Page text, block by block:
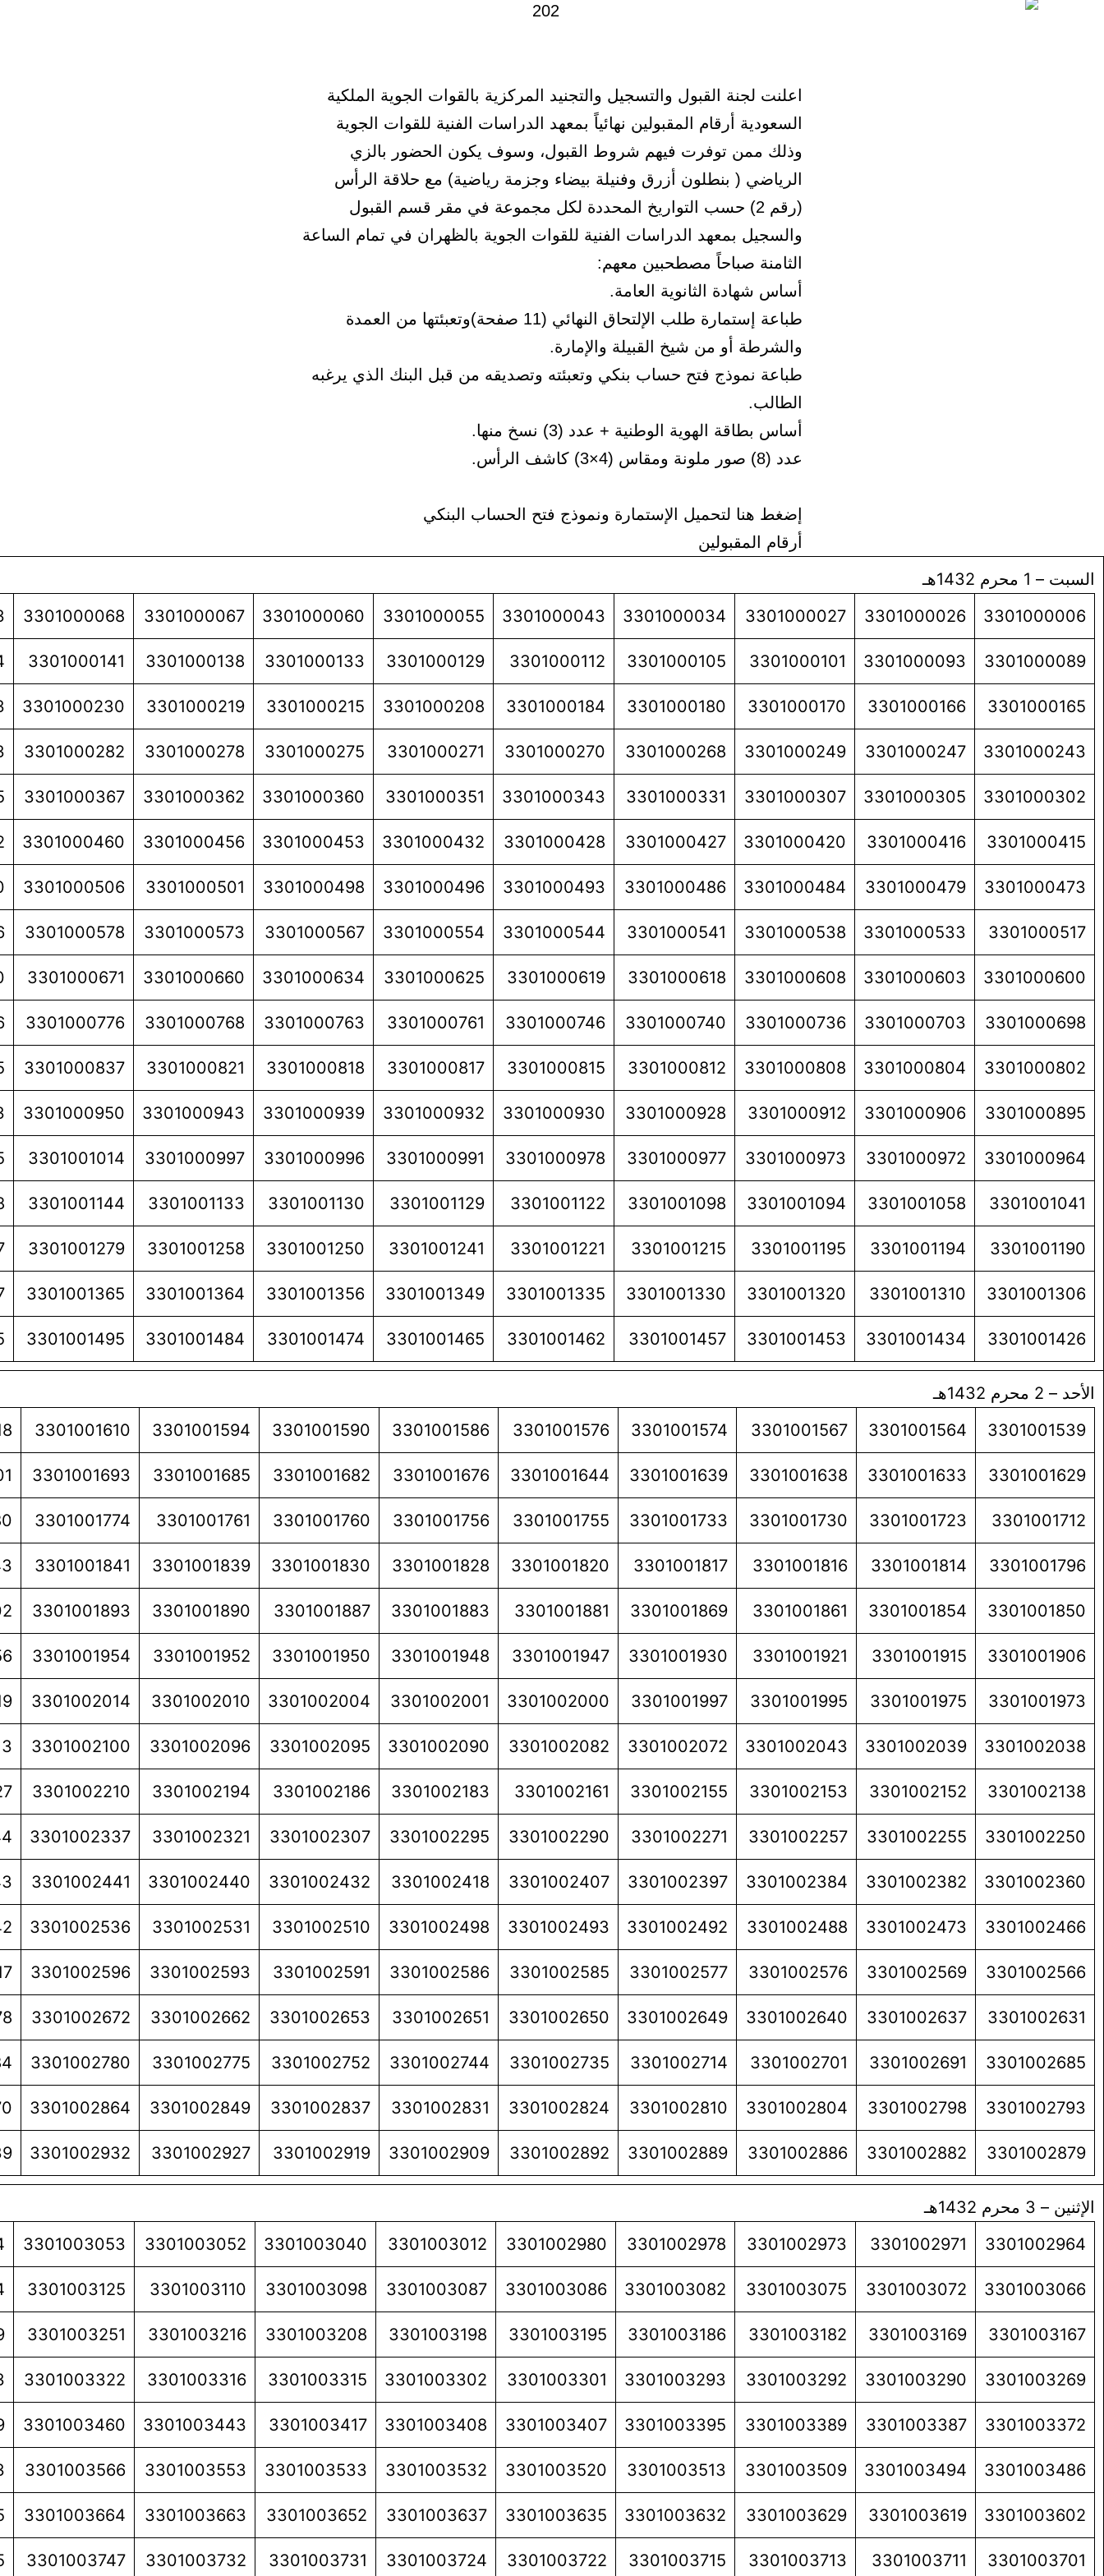
اعلنت لجنة القبول والتسجيل والتجنيد المركزية بالقوات الجوية الملكية
السعودية أرقام المقبولين نهائياً بمعهد الدراسات الفنية للقوات الجوية
وذلك ممن توفرت فيهم شروط القبول، وسوف يكون الحضور بالزي
الرياضي ( بنطلون أزرق وفنيلة بيضاء وجزمة رياضية) مع حلاقة الرأس
(رقم 2) حسب التواريخ المحددة لكل مجموعة في مقر قسم القبول
والسجيل بمعهد الدراسات الفنية للقوات الجوية بالظهران في تمام الساعة
الثامنة صباحاً مصطحبين معهم:
أساس شهادة الثانوية العامة.
طباعة إستمارة طلب الإلتحاق النهائي (11 صفحة)وتعبئتها من العمدة
والشرطة أو من شيخ القبيلة والإمارة.
طباعة نموذج فتح حساب بنكي وتعبئته وتصديقه من قبل البنك الذي يرغبه
الطالب.
أساس بطاقة الهوية الوطنية + عدد (3) نسخ منها.
عدد (8) صور ملونة ومقاس (4×3) كاشف الرأس.
إضغط هنا لتحميل الإستمارة ونموذج فتح الحساب البنكي
أرقام المقبولين
السبت – 1 محرم 1432هـ
3301000006
3301000026
3301000027
3301000034
3301000043
3301000055
3301000060
3301000067
3301000068
3301000089
3301000093
3301000101
3301000105
3301000112
3301000129
3301000133
3301000138
3301000141
3301000165
3301000166
3301000170
3301000180
3301000184
3301000208
3301000215
3301000219
3301000230
3301000243
3301000247
3301000249
3301000268
3301000270
3301000271
3301000275
3301000278
3301000282
3301000302
3301000305
3301000307
3301000331
3301000343
3301000351
3301000360
3301000362
3301000367
3301000415
3301000416
3301000420
3301000427
3301000428
3301000432
3301000453
3301000456
3301000460
3301000473
3301000479
3301000484
3301000486
3301000493
3301000496
3301000498
3301000501
3301000506
3301000517
3301000533
3301000538
3301000541
3301000544
3301000554
3301000567
3301000573
3301000578
3301000600
3301000603
3301000608
3301000618
3301000619
3301000625
3301000634
3301000660
3301000671
3301000698
3301000703
3301000736
3301000740
3301000746
3301000761
3301000763
3301000768
3301000776
3301000802
3301000804
3301000808
3301000812
3301000815
3301000817
3301000818
3301000821
3301000837
3301000895
3301000906
3301000912
3301000928
3301000930
3301000932
3301000939
3301000943
3301000950
3301000964
3301000972
3301000973
3301000977
3301000978
3301000991
3301000996
3301000997
3301001014
3301001041
3301001058
3301001094
3301001098
3301001122
3301001129
3301001130
3301001133
3301001144
3301001190
3301001194
3301001195
3301001215
3301001221
3301001241
3301001250
3301001258
3301001279
3301001306
3301001310
3301001320
3301001330
3301001335
3301001349
3301001356
3301001364
3301001365
3301001426
3301001434
3301001453
3301001457
3301001462
3301001465
3301001474
3301001484
3301001495
الأحد – 2 محرم 1432هـ
3301001539
3301001564
3301001567
3301001574
3301001576
3301001586
3301001590
3301001594
3301001610
3301001629
3301001633
3301001638
3301001639
3301001644
3301001676
3301001682
3301001685
3301001693
3301001712
3301001723
3301001730
3301001733
3301001755
3301001756
3301001760
3301001761
3301001774
3301001796
3301001814
3301001816
3301001817
3301001820
3301001828
3301001830
3301001839
3301001841
3301001850
3301001854
3301001861
3301001869
3301001881
3301001883
3301001887
3301001890
3301001893
3301001906
3301001915
3301001921
3301001930
3301001947
3301001948
3301001950
3301001952
3301001954
3301001973
3301001975
3301001995
3301001997
3301002000
3301002001
3301002004
3301002010
3301002014
3301002038
3301002039
3301002043
3301002072
3301002082
3301002090
3301002095
3301002096
3301002100
3301002138
3301002152
3301002153
3301002155
3301002161
3301002183
3301002186
3301002194
3301002210
3301002250
3301002255
3301002257
3301002271
3301002290
3301002295
3301002307
3301002321
3301002337
3301002360
3301002382
3301002384
3301002397
3301002407
3301002418
3301002432
3301002440
3301002441
3301002466
3301002473
3301002488
3301002492
3301002493
3301002498
3301002510
3301002531
3301002536
3301002566
3301002569
3301002576
3301002577
3301002585
3301002586
3301002591
3301002593
3301002596
3301002631
3301002637
3301002640
3301002649
3301002650
3301002651
3301002653
3301002662
3301002672
3301002685
3301002691
3301002701
3301002714
3301002735
3301002744
3301002752
3301002775
3301002780
3301002793
3301002798
3301002804
3301002810
3301002824
3301002831
3301002837
3301002849
3301002864
3301002879
3301002882
3301002886
3301002889
3301002892
3301002909
3301002919
3301002927
3301002932
الإثنين – 3 محرم 1432هـ
3301002964
3301002971
3301002973
3301002978
3301002980
3301003012
3301003040
3301003052
3301003053
3301003066
3301003072
3301003075
3301003082
3301003086
3301003087
3301003098
3301003110
3301003125
3301003167
3301003169
3301003182
3301003186
3301003195
3301003198
3301003208
3301003216
3301003251
3301003269
3301003290
3301003292
3301003293
3301003301
3301003302
3301003315
3301003316
3301003322
3301003372
3301003387
3301003389
3301003395
3301003407
3301003408
3301003417
3301003443
3301003460
3301003486
3301003494
3301003509
3301003513
3301003520
3301003532
3301003533
3301003553
3301003566
3301003602
3301003619
3301003629
3301003632
3301003635
3301003637
3301003652
3301003663
3301003664
3301003701
3301003711
3301003713
3301003715
3301003722
3301003724
3301003731
3301003732
3301003747